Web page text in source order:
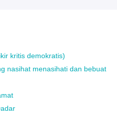
kritis demokratis)
nasihat menasihati dan bebuat